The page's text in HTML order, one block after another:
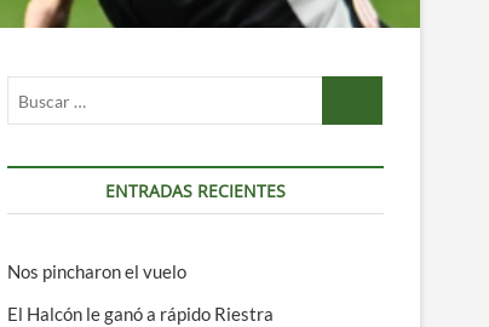
ENTRADAS RECIENTES
Nos pincharon el vuelo
El Halcón le ganó a rápido Riestra